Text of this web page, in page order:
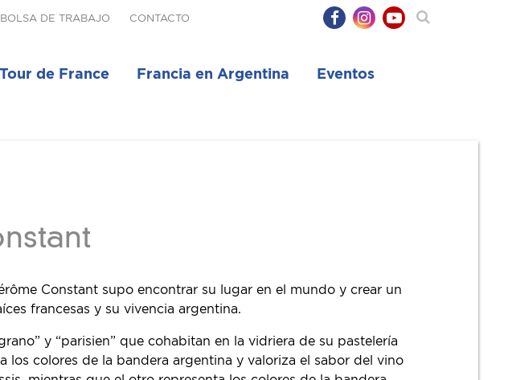
BOLSA DE TRABAJO CONTACTO
Tour de France Francia en Argentina Eventos
Constant supo encontrar su lugar en el mundo y crear un
francesas y su vivencia argentina.
y “parisien” que cohabitan en la vidriera de su pastelería
los colores de la bandera argentina y valoriza el sabor del vino